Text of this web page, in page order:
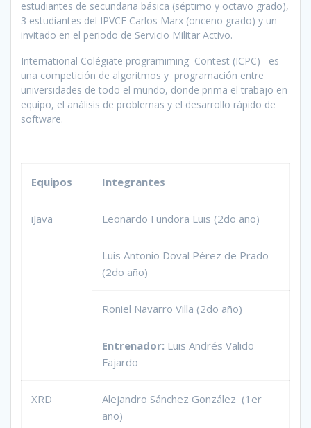
estudiantes de secundaria básica (séptimo y octavo grado),
3 estudiantes del IPVCE Carlos Marx (onceno grado) y un
invitado en el periodo de Servicio Militar Activo.
International Colégiate programiming Contest (ICPC) es
una competición de algoritmos y programación entre
universidades de todo el mundo, donde prima el trabajo en
equipo, el análisis de problemas y el desarrollo rápido de
software.
Equipos Integrantes
iJava Leonardo Fundora Luis (2do año)
Luis Antonio Doval Pérez de Prado
(2do año)
Roniel Navarro Villa (2do año)
Entrenador: Luis Andrés Valido
Fajardo
XRD
Alejandro Sánchez González (1er
año)